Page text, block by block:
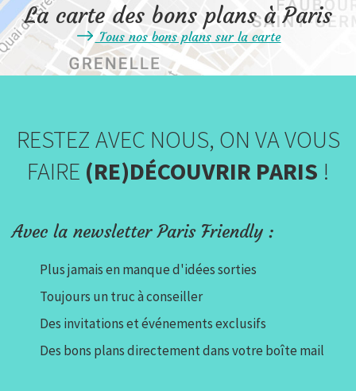
La carte des bons plans à Paris
Tous nos bons plans sur la carte
RESTEZ AVEC NOUS, ON VA VOUS
FAIRE (RE)DÉCOUVRIR PARIS !
Avec la newsletter Paris Friendly :
Plus jamais en manque d'idées sorties
Toujours un truc à conseiller
Des invitations et événements exclusifs
Des bons plans directement dans votre boîte mail